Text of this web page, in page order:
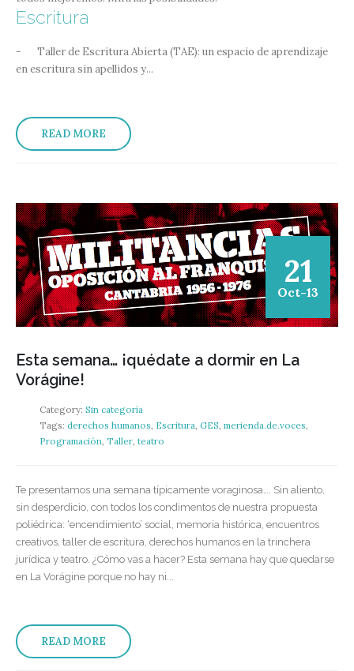
Escritura
- Taller de Escritura Abierta (TAE): un espacio de aprendizaje
en escritura sin apellidos y...
READ MORE
21
Oct-13
Esta semana… ¡quédate a dormir en La
Vorágine!
Category: Sin categoría
Tags: derechos humanos Escritura GES merienda.de.voces
Programación Taller teatro
Te presentamos una semana típicamente voraginosa…. Sin aliento,
sin desperdicio, con todos los condimentos de nuestra propuesta
poliédrica: ‘encendimiento’ social, memoria histórica, encuentros
creativos, taller de escritura, derechos humanos en la trinchera
jurídica y teatro. ¿Cómo vas a hacer? Esta semana hay que quedarse
en La Vorágine porque no hay ni...
READ MORE